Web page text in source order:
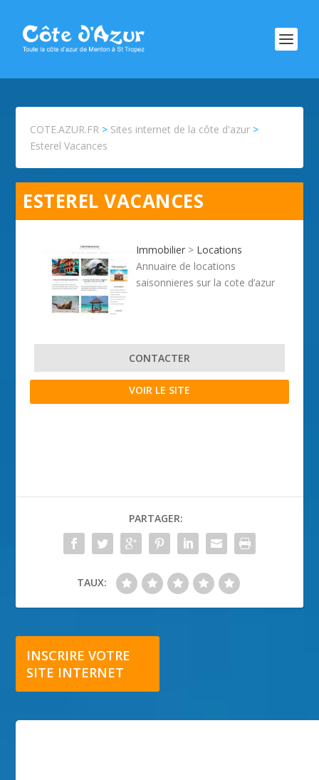
COTE.AZUR.FR > Sites internet de la côte d'azur >
Esterel Vacances
ESTEREL VACANCES
Immobilier > Locations
Annuaire de locations
saisonnieres sur la cote d’azur
CONTACTER
VOIR LE SITE
PARTAGER:
TAUX:
INSCRIRE VOTRE
SITE INTERNET